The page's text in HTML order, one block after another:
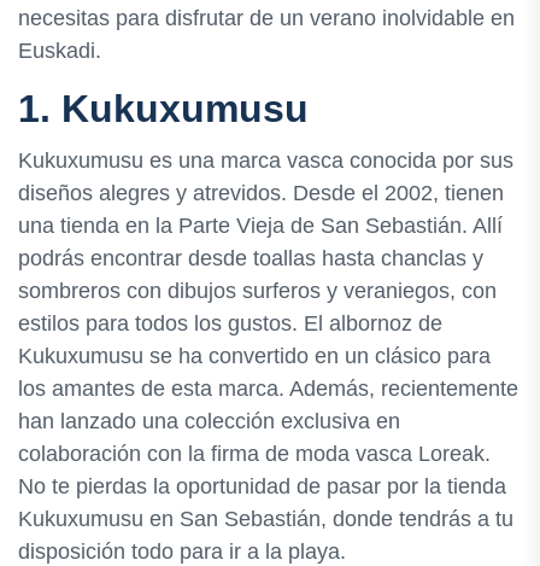
necesitas para disfrutar de un verano inolvidable en
Euskadi.
1. Kukuxumusu
Kukuxumusu es una marca vasca conocida por sus
diseños alegres y atrevidos. Desde el 2002, tienen
una tienda en la Parte Vieja de San Sebastián. Allí
podrás encontrar desde toallas hasta chanclas y
sombreros con dibujos surferos y veraniegos, con
estilos para todos los gustos. El albornoz de
Kukuxumusu se ha convertido en un clásico para
los amantes de esta marca. Además, recientemente
han lanzado una colección exclusiva en
colaboración con la firma de moda vasca Loreak.
No te pierdas la oportunidad de pasar por la tienda
Kukuxumusu en San Sebastián, donde tendrás a tu
disposición todo para ir a la playa.